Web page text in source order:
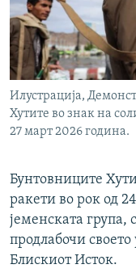
Илустрација,
Хутите во знак на
27 март 2026 година.
Бунтовниците
ракети во рок од
јеменската група,
продлабочи своето
Блискиот Исток.